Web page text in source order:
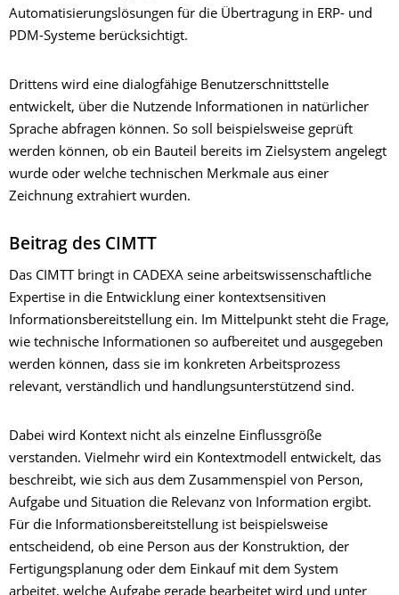
Automatisierungslösungen für die Übertragung in ERP- und
PDM-Systeme berücksichtigt.
Drittens wird eine dialogfähige Benutzerschnittstelle
entwickelt, über die Nutzende Informationen in natürlicher
Sprache abfragen können. So soll beispielsweise geprüft
werden können, ob ein Bauteil bereits im Zielsystem angelegt
wurde oder welche technischen Merkmale aus einer
Zeichnung extrahiert wurden.
Beitrag des CIMTT
Das CIMTT bringt in CADEXA seine arbeitswissenschaftliche
Expertise in die Entwicklung einer kontextsensitiven
Informationsbereitstellung ein. Im Mittelpunkt steht die Frage,
wie technische Informationen so aufbereitet und ausgegeben
werden können, dass sie im konkreten Arbeitsprozess
relevant, verständlich und handlungsunterstützend sind.
Dabei wird Kontext nicht als einzelne Einflussgröße
verstanden. Vielmehr wird ein Kontextmodell entwickelt, das
beschreibt, wie sich aus dem Zusammenspiel von Person,
Aufgabe und Situation die Relevanz von Information ergibt.
Für die Informationsbereitstellung ist beispielsweise
entscheidend, ob eine Person aus der Konstruktion, der
Fertigungsplanung oder dem Einkauf mit dem System